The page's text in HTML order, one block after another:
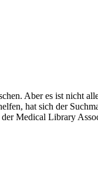
Aber es ist nicht
hat sich der
Medical Library